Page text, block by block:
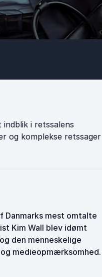
indblik i retssalens
og komplekse retssager
Danmarks mest omtalte
Kim Wall blev idømt
den menneskelige
medieopmærksomhed.